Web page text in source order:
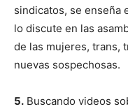
sindicatos, se enseña
lo discute en las
de las mujeres, trans,
nuevas sospechosas.
5. Buscando videos